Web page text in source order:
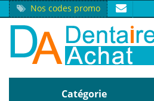
Nos codes promo
Catégorie